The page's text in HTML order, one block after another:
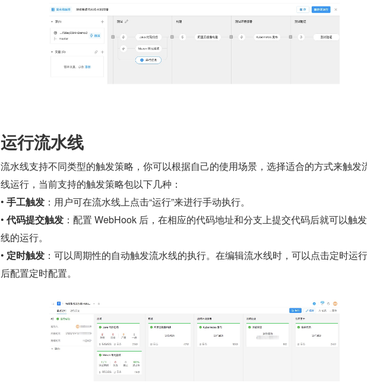
运行流水线
流水线支持不同类型的触发策略，你可以根据自己的使用场景，选择适合的方式来触发
线运行，当前支持的触发策略包以下几种：
• 手工触发 ：用户可在流水线上点击“运行”来进行手动执行。
• 代码提交触发 ：配置 WebHook 后，在相应的代码地址和分支上提交代码后就可以触
线的运行。
• 定时触发 ：可以周期性的自动触发流水线的执行。在编辑流水线时，可以点击定时运
后配置定时配置。